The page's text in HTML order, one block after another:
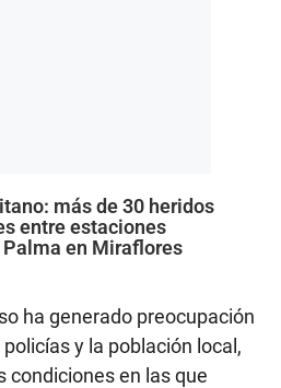
más de 30 heridos
entre estaciones
en Miraflores
ha generado preocupación
y la población local,
condiciones en las que